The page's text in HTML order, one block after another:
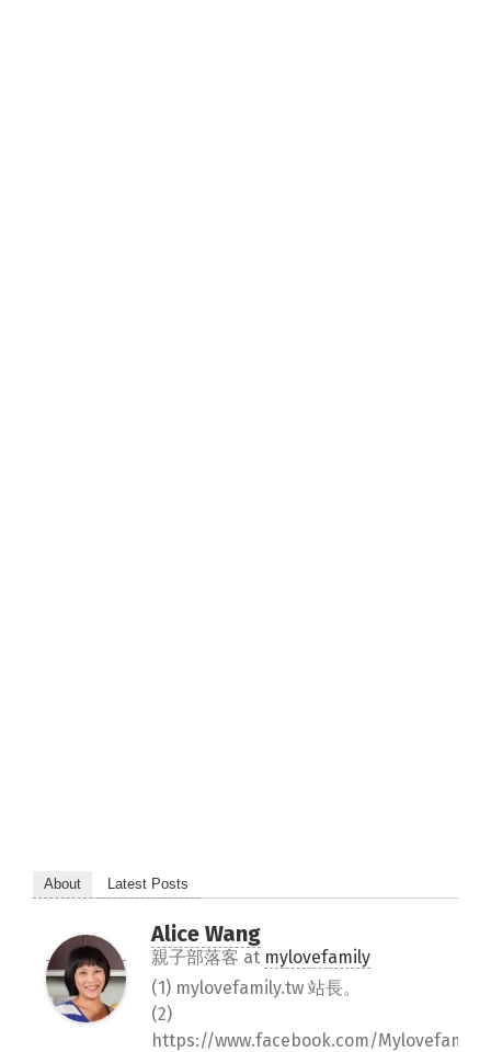
About Latest Posts
Alice Wang
親子部落客 at mylovefamily
(1) mylovefamily.tw 站長。
(2)
https://www.facebook.com/